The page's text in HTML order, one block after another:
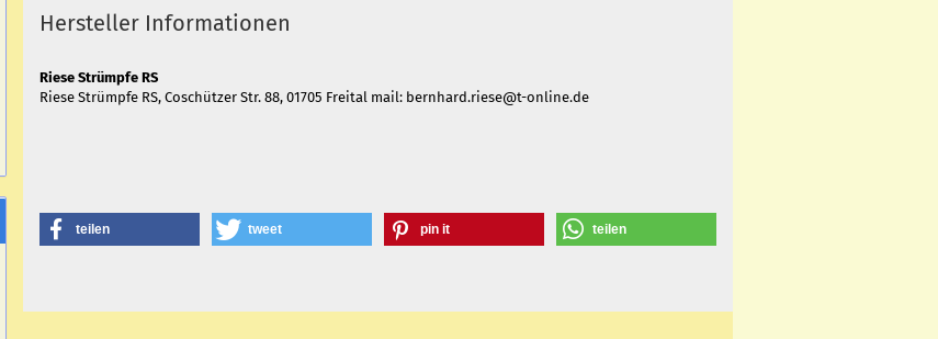
Hersteller Informationen
Riese Strümpfe RS
Riese Strümpfe RS, Coschützer Str. 88, 01705 Freital mail: bernhard.riese@t-online.de
teilen tweet pin it teilen